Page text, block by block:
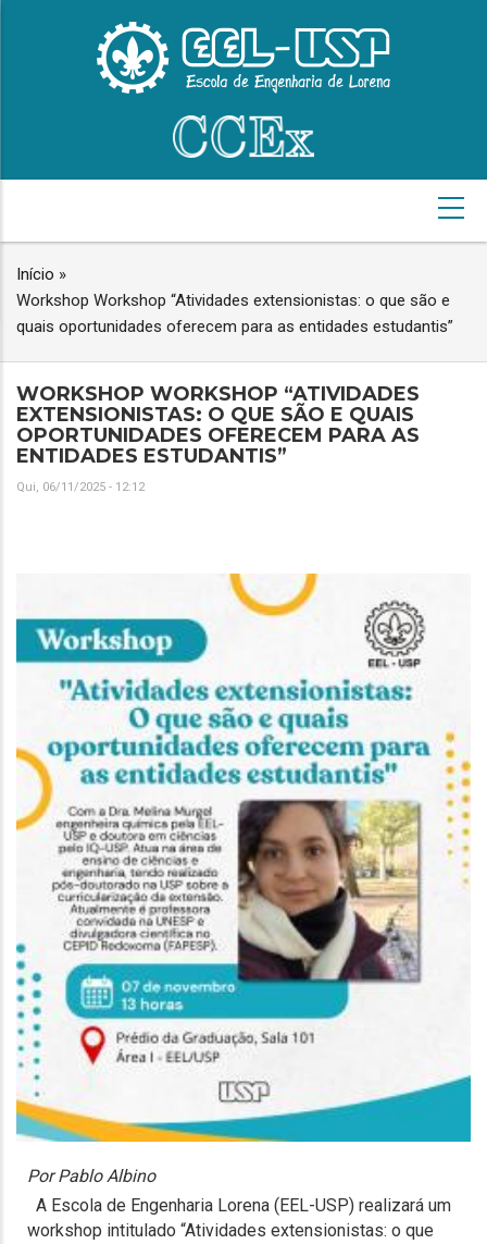
TRILHA
DE
NAVEGAÇÃO
Início »
Workshop Workshop “Atividades extensionistas: o que são e
quais oportunidades oferecem para as entidades estudantis”
WORKSHOP WORKSHOP “ATIVIDADES
EXTENSIONISTAS: O QUE SÃO E QUAIS
OPORTUNIDADES OFERECEM PARA AS
ENTIDADES ESTUDANTIS”
Qui, 06/11/2025 - 12:12
Por Pablo Albino
A Escola de Engenharia Lorena (EEL-USP) realizará um
workshop intitulado “Atividades extensionistas: o que